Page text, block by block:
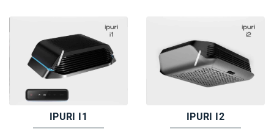
IPURI I1 IPURI I2